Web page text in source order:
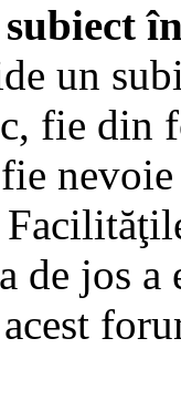
un
fie din
de jos